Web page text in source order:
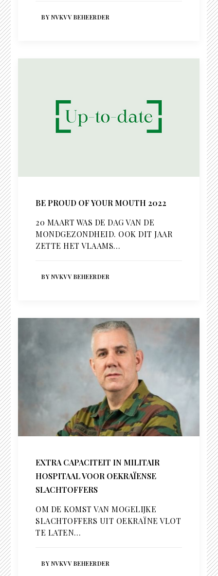
BY NVKVV BEHEERDER
BE PROUD OF YOUR MOUTH 2022
20 MAART WAS DE DAG VAN DE
MONDGEZONDHEID. OOK DIT JAAR
ZETTE HET VLAAMS…
BY NVKVV BEHEERDER
EXTRA CAPACITEIT IN MILITAIR
HOSPITAAL VOOR OEKRAÏENSE
SLACHTOFFERS
OM DE KOMST VAN MOGELIJKE
SLACHTOFFERS UIT OEKRAÏNE VLOT
TE LATEN…
BY NVKVV BEHEERDER